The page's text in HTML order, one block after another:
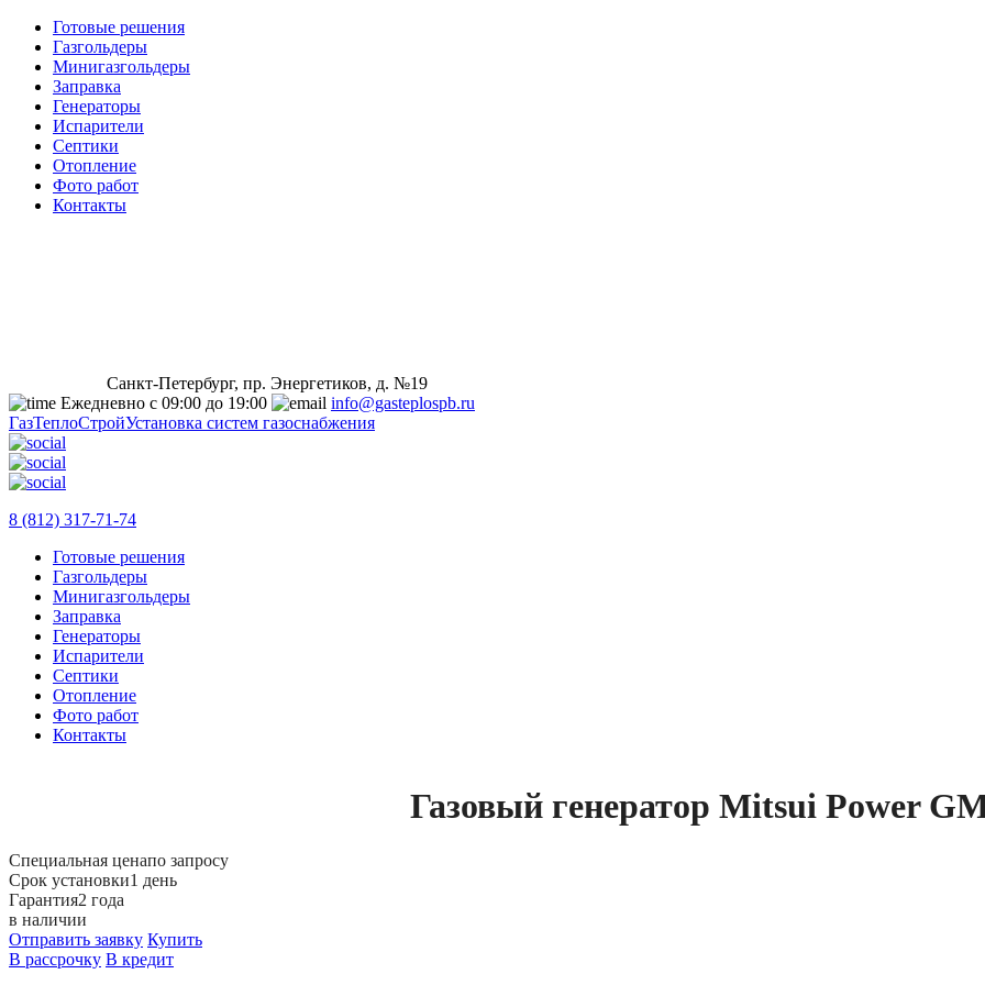
Готовые решения
Газгольдеры
Минигазгольдеры
Заправка
Генераторы
Испарители
Септики
Отопление
Фото работ
Контакты
Санкт-Петербург, пр. Энергетиков, д. №19
Ежедневно с 09:00 до 19:00
info@gasteplospb.ru
ГазТеплоСтройУстановка систем газоснабжения
8 (812) 317-71-74
Готовые решения
Газгольдеры
Минигазгольдеры
Заправка
Генераторы
Испарители
Септики
Отопление
Фото работ
Контакты
Газовый генератор Mitsui Power
Специальная ценапо запросу
Срок установки1 день
Гарантия2 года
в наличии
Отправить заявку Купить
В рассрочку В кредит